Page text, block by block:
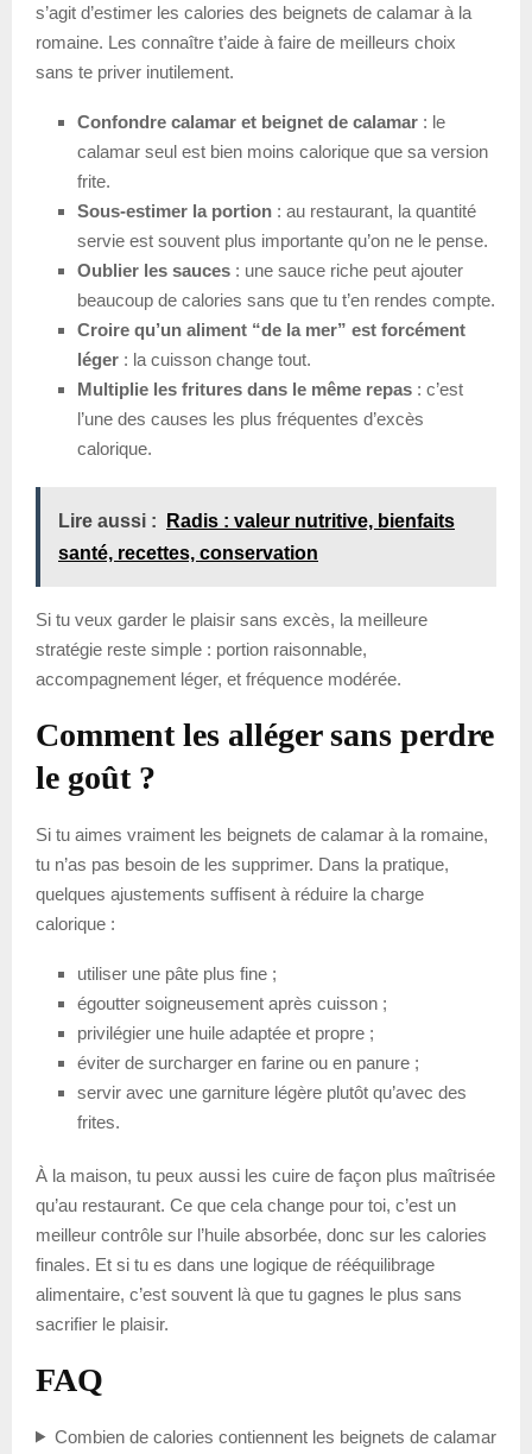
s’agit d’estimer les calories des beignets de calamar à la
romaine. Les connaître t’aide à faire de meilleurs choix
sans te priver inutilement.
Confondre calamar et beignet de calamar : le
calamar seul est bien moins calorique que sa version
frite.
Sous-estimer la portion : au restaurant, la quantité
servie est souvent plus importante qu’on ne le pense.
Oublier les sauces : une sauce riche peut ajouter
beaucoup de calories sans que tu t’en rendes compte.
Croire qu’un aliment “de la mer” est forcément
léger : la cuisson change tout.
Multiplie les fritures dans le même repas : c’est
l’une des causes les plus fréquentes d’excès
calorique.
Lire aussi :
Radis : valeur nutritive, bienfaits
santé, recettes, conservation
Si tu veux garder le plaisir sans excès, la meilleure
stratégie reste simple : portion raisonnable,
accompagnement léger, et fréquence modérée.
Comment les alléger sans perdre
le goût ?
Si tu aimes vraiment les beignets de calamar à la romaine,
tu n’as pas besoin de les supprimer. Dans la pratique,
quelques ajustements suffisent à réduire la charge
calorique :
utiliser une pâte plus fine ;
égoutter soigneusement après cuisson ;
privilégier une huile adaptée et propre ;
éviter de surcharger en farine ou en panure ;
servir avec une garniture légère plutôt qu’avec des
frites.
À la maison, tu peux aussi les cuire de façon plus maîtrisée
qu’au restaurant. Ce que cela change pour toi, c’est un
meilleur contrôle sur l’huile absorbée, donc sur les calories
finales. Et si tu es dans une logique de rééquilibrage
alimentaire, c’est souvent là que tu gagnes le plus sans
sacrifier le plaisir.
FAQ
Combien de calories contiennent les beignets de calamar